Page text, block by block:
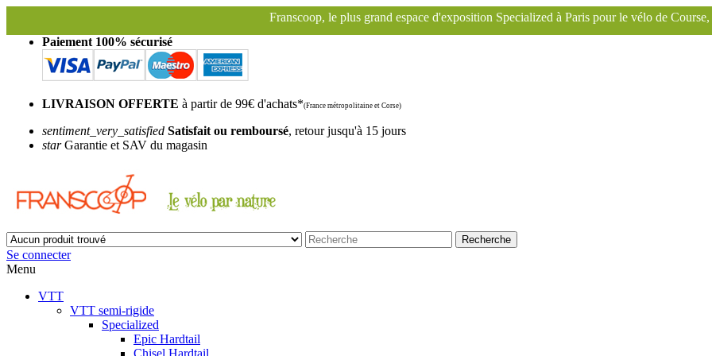
Franscoop, le plus grand espace d'exposition Specialized à Paris pour le vélo de Course, de Gravel, VTT,
Paiement 100% sécurisé
LIVRAISON OFFERTE à partir de 99€ d'achats*(France métropolitaine et Corse)
sentiment_very_satisfied Satisfait ou remboursé, retour jusqu'à 15 jours
starGarantie et SAV du magasin
Recherche
Se connecter
Menu
VTT
VTT semi-rigide
Specialized
Epic Hardtail
Chisel Hardtail